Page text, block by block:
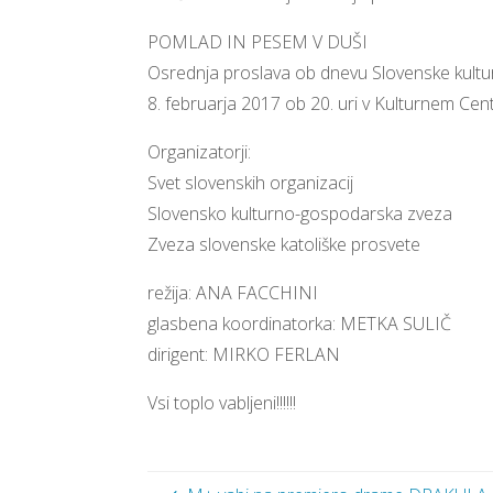
POMLAD IN PESEM V DUŠI
Osrednja proslava ob dnevu Slovenske
8. februarja 2017 ob 20. uri v Kulturnem
Organizatorji:
Svet slovenskih organizacij
Slovensko kulturno-gospodarska zveza
Zveza slovenske katoliške prosvete
režija: ANA FACCHINI
glasbena koordinatorka: METKA SULIČ
dirigent: MIRKO FERLAN
Vsi toplo vabljeni!!!!!!